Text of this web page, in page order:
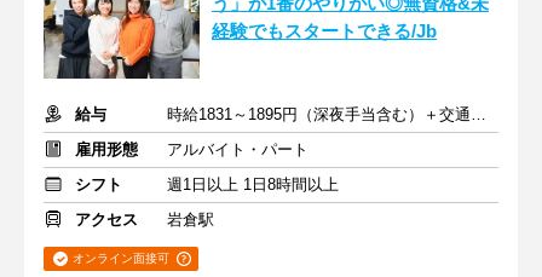
経験でもスタートできる/Jb
給与
時給1831～1895円（深夜手当含む）＋交通費支給
雇用形態
アルバイト・パート
シフト
週1日以上 1日8時間以上
アクセス
岩倉駅
オンライン面接可